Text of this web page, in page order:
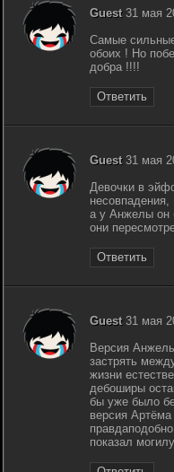
Guest31 мая
Самые
обоих ! Но
добра !!!!
Ответить
Guest31 мая
Девочки в
несовпадения,
а у Анжелы он
они
Ответить
Guest31 мая
Версия
застрять
жизни
дебоширы
бы уже было
версия
показал